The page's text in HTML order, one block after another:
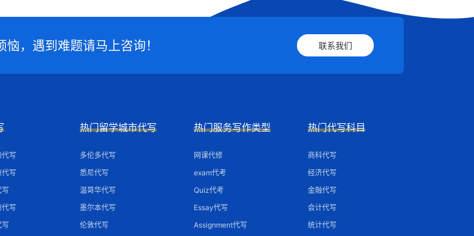
，遇到难题请马上咨询！ 联系我们
写
写
写
热门留学城市代写
多伦多代写
悉尼代写
温哥华代写
墨尔本代写
伦敦代写
热门服务写作类型
网课代修
exam代考
Quiz代考
Essay代写
Assignment代写
热门代写科目
商科代写
经济代写
金融代写
会计代写
统计代写